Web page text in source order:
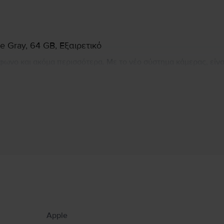
64 GB, Εξαιρετικό
από μέταλλο, γυαλί και πλαστικό και περιλαμβάνει ευαίσθητα
Apple